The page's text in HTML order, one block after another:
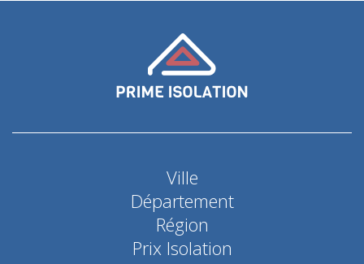
Ville
Département
Région
Prix Isolation